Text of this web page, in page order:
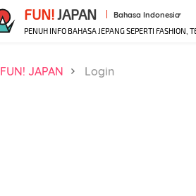
FUN! JAPAN Bahasa Indonesia
PENUH INFO BAHASA JEPANG SEPERTI FASHION,
FUN! JAPAN Login